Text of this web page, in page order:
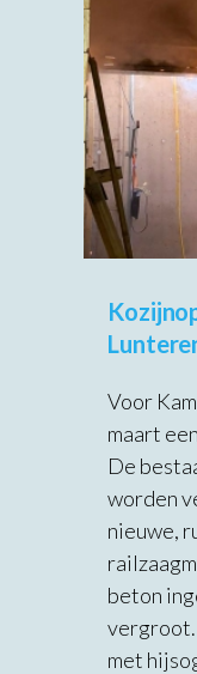
Voor
maart
De
worden
nieuwe,
beton
vergroot.
met